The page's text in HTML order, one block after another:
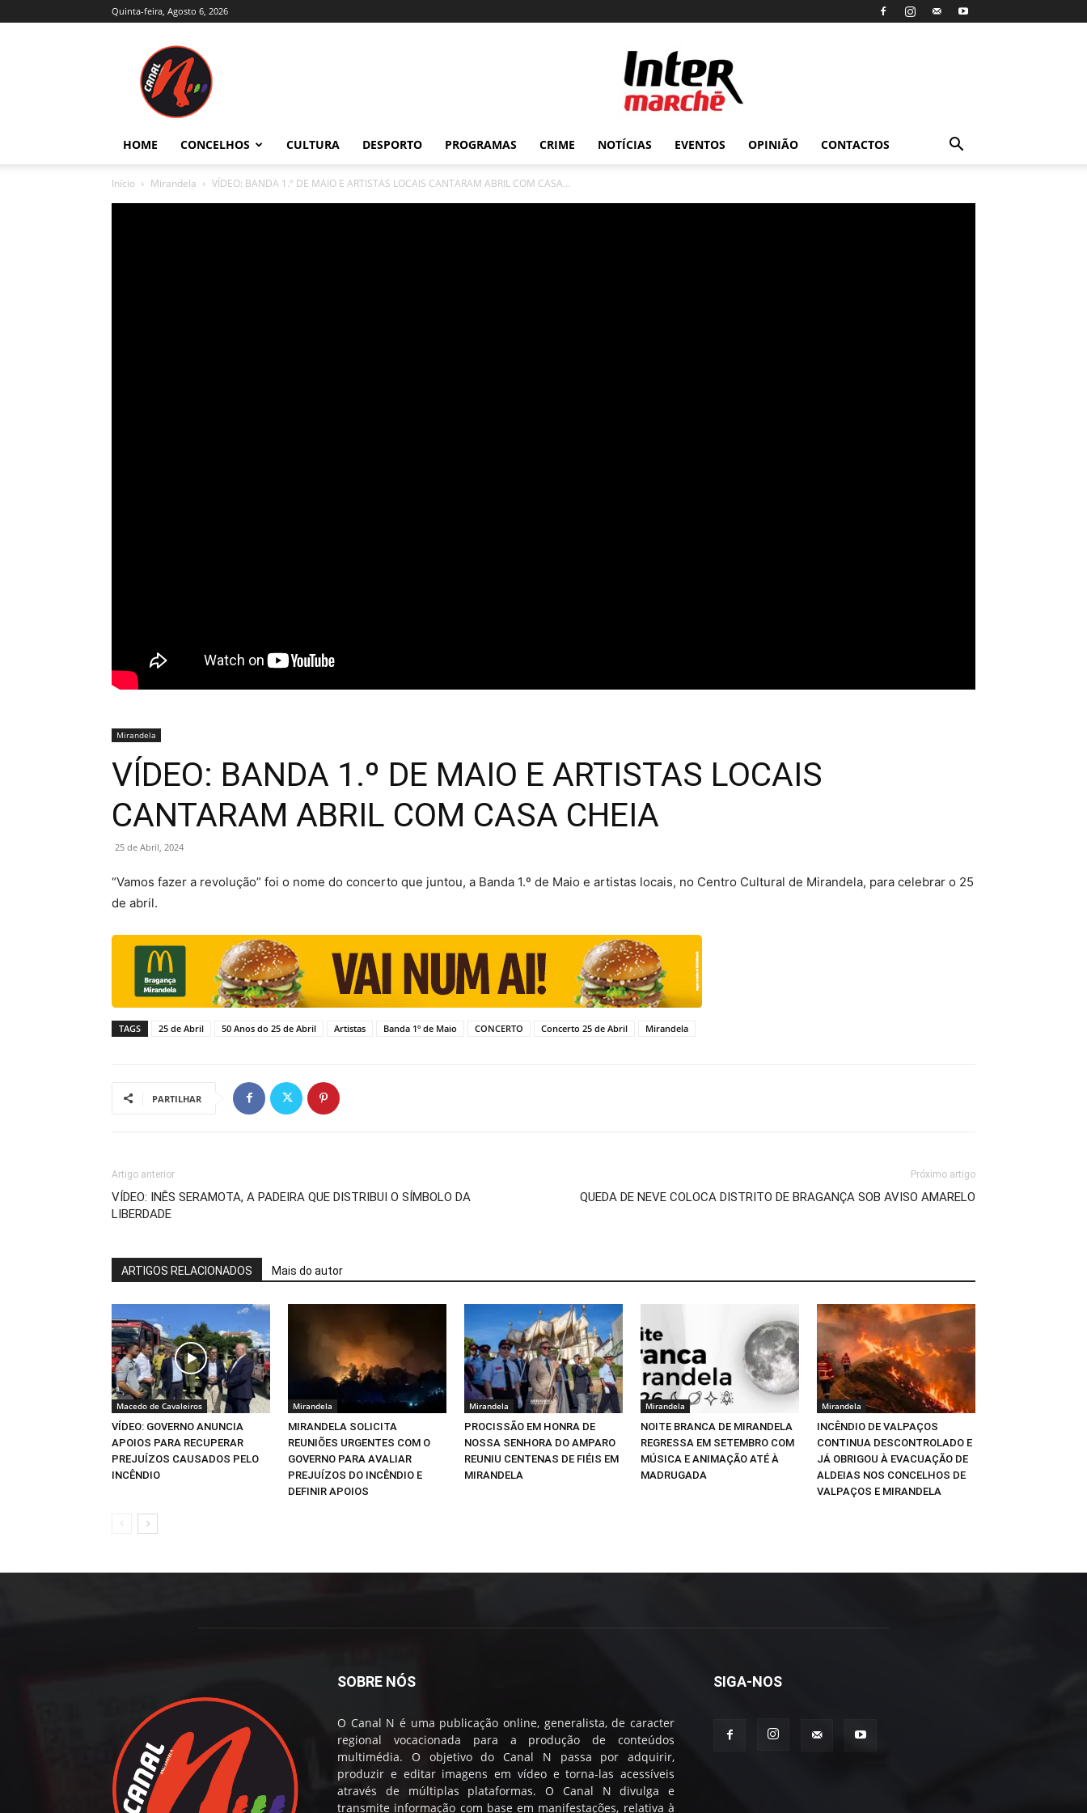
Quinta-feira, Agosto 6, 2026
Trás-
e
Alto
HOME CONCELHOS CULTURA DESPORTO PROGRAMAS CRIME NOTÍCIAS EVENTOS OPINIÃO CONTACTOS
Início Mirandela VÍDEO: BANDA 1.º DE MAIO E ARTISTAS LOCAIS CANTARAM ABRIL COM CASA...
Mirandela
VÍDEO: BANDA 1.º DE MAIO E ARTISTAS LOCAIS
CANTARAM ABRIL COM CASA CHEIA
25 de Abril, 2024
“Vamos fazer a revolução” foi o nome do concerto que juntou, a Banda 1.º de Maio e artistas locais, no Centro Cultural de Mirandela, para celebrar o 25
de abril.
TAGS 25 de Abril 50 Anos do 25 de Abril Artistas Banda 1º de Maio CONCERTO Concerto 25 de Abril Mirandela
PARTILHAR
Artigo anterior
VÍDEO: INÊS SERAMOTA, A PADEIRA QUE DISTRIBUI O SÍMBOLO DA
LIBERDADE
Próximo artigo
QUEDA DE NEVE COLOCA DISTRITO DE BRAGANÇA SOB AVISO AMARELO
ARTIGOS RELACIONADOS Mais do autor
Macedo de Cavaleiros
VÍDEO: GOVERNO ANUNCIA
APOIOS PARA RECUPERAR
PREJUÍZOS CAUSADOS PELO
INCÊNDIO
Mirandela
MIRANDELA SOLICITA
REUNIÕES URGENTES COM O
GOVERNO PARA AVALIAR
PREJUÍZOS DO INCÊNDIO E
DEFINIR APOIOS
Mirandela
PROCISSÃO EM HONRA DE
NOSSA SENHORA DO AMPARO
REUNIU CENTENAS DE FIÉIS EM
MIRANDELA
Mirandela
NOITE BRANCA DE MIRANDELA
REGRESSA EM SETEMBRO COM
MÚSICA E ANIMAÇÃO ATÉ À
MADRUGADA
Mirandela
INCÊNDIO DE VALPAÇOS
CONTINUA DESCONTROLADO E
JÁ OBRIGOU À EVACUAÇÃO DE
ALDEIAS NOS CONCELHOS DE
VALPAÇOS E MIRANDELA
SOBRE NÓS
O Canal N é uma publicação online, generalista, de caracter
regional vocacionada para a produção de conteúdos
multimédia. O objetivo do Canal N passa por adquirir,
produzir e editar imagens em vídeo e torna-las acessíveis
através de múltiplas plataformas. O Canal N divulga e
transmite informação com base em manifestações, relativa à
SIGA-NOS